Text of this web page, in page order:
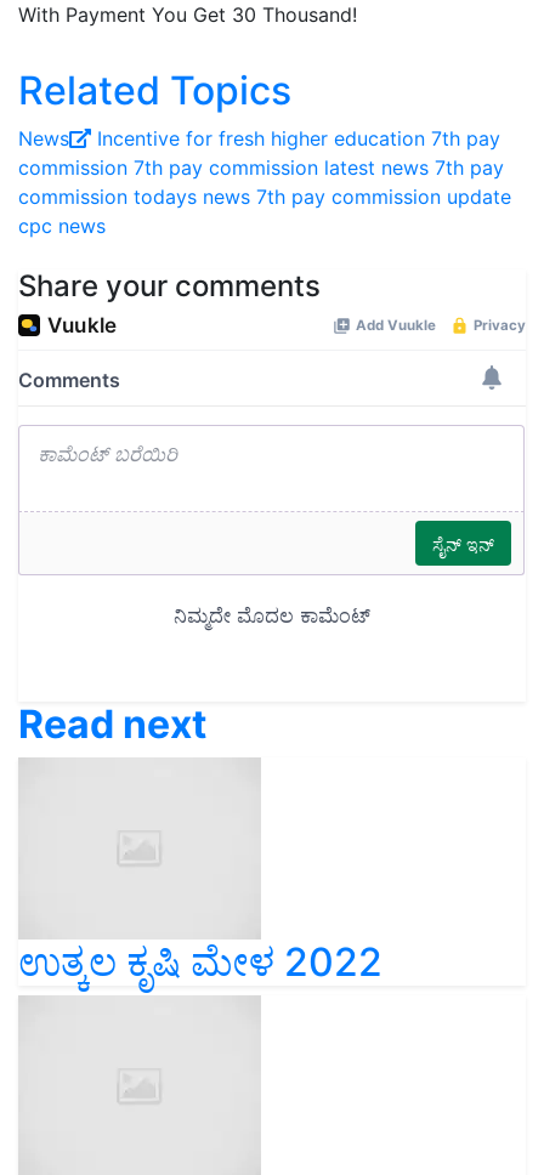
With Payment You Get 30 Thousand!
Related Topics
News Incentive for fresh higher education 7th pay
commission 7th pay commission latest news 7th pay
commission todays news 7th pay commission update
cpc news
Share your comments
Read next
ಉತ್ಕಲ ಕೃಷಿ ಮೇಳ 2022